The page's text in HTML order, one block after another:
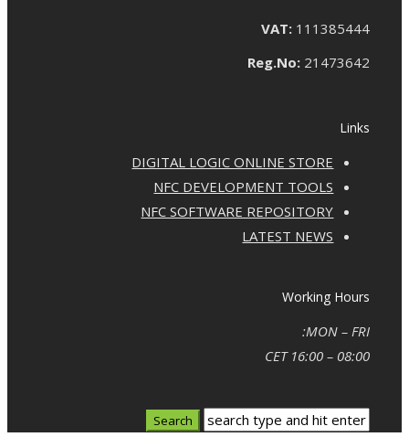
VAT: 111385444
Reg.No: 21473642
Links
DIGITAL LOGIC ONLINE STORE
NFC DEVELOPMENT TOOLS
NFC SOFTWARE REPOSITORY
LATEST NEWS
Working Hours
MON – FRI:
08:00 – 16:00 CET